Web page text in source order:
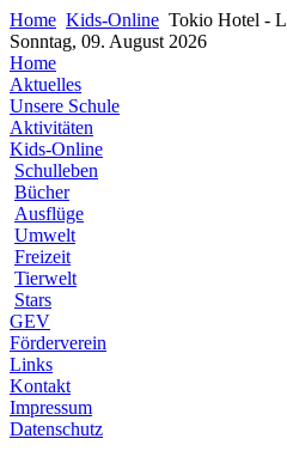
Home Kids-Online Tokio Hotel -
Sonntag, 09. August 2026
Home
Aktuelles
Unsere Schule
Aktivitäten
Kids-Online
Schulleben
Bücher
Ausflüge
Umwelt
Freizeit
Tierwelt
Stars
GEV
Förderverein
Links
Kontakt
Impressum
Datenschutz